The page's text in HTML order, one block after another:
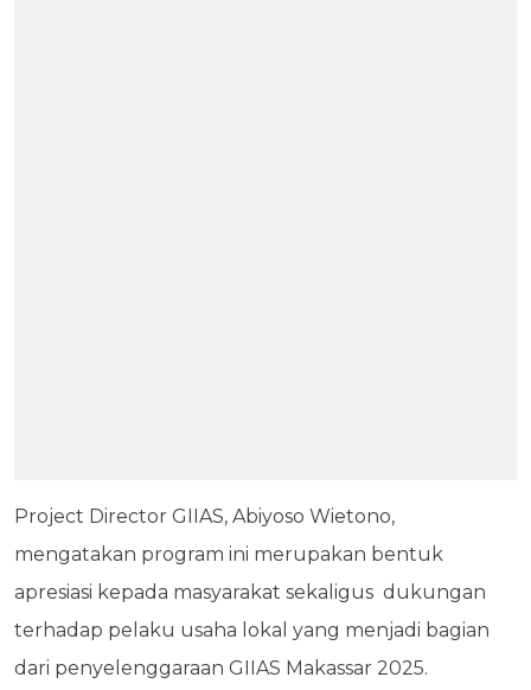
Project Director GIIAS, Abiyoso Wietono,
mengatakan program ini merupakan bentuk
apresiasi kepada masyarakat sekaligus dukungan
terhadap pelaku usaha lokal yang menjadi bagian
dari penyelenggaraan GIIAS Makassar 2025.